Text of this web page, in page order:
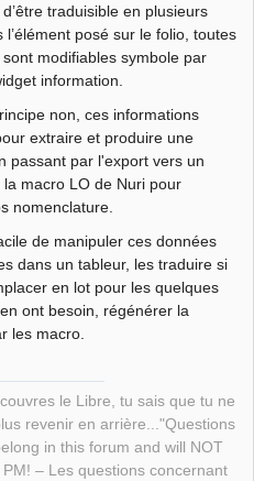
traduisible en plusieurs
l’élément posé sur le folio, toutes
modifiables symbole par
information.
non, ces informations
extraire et produire une
passant par l'export vers un
macro LO de Nuri pour
nomenclature.
de manipuler ces données
dans un tableur, les traduire si
en lot pour les quelques
ont besoin, régénérer la
les macro.
le Libre, tu sais que tu ne
revenir en arrière..."Questions
in this forum and will NOT
– Les questions concernant